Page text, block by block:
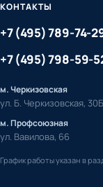
КОНТАКТЫ
+7 (495) 789-74-
+7 (495) 798-59-
м. Черкизовская
ул. Б. Черкизовская, 30Б
м. Профсоюзная
ул. Вавилова, 66
График работы указан в